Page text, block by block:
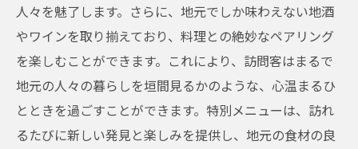
人々を魅了します。さらに、地元でしか味わえない地酒
やワインを取り揃えており、料理との絶妙なペアリング
を楽しむことができます。これにより、訪問客はまるで
地元の人々の暮らしを垣間見るかのような、心温まるひ
とときを過ごすことができます。特別メニューは、訪れ
るたびに新しい発見と楽しみを提供し、地元の食材の良